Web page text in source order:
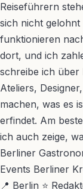
Reiseführern
sich nicht gelohnt
funktionieren
dort, und ich
schreibe ich über
Ateliers,
machen, was es
erfindet. Am
ich auch zeige,
Berliner
Events Berliner
📍 Berlin ⭐